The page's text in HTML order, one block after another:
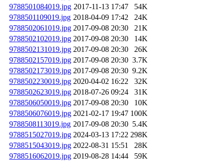
9788501084019.jpg 2017-11-13 17:47
54K
9788501109019.jpg 2018-04-09 17:42
24K
9788502061019.jpg 2017-09-08 20:30
21K
9788502102019.jpg 2017-09-08 20:30
14K
9788502131019.jpg 2017-09-08 20:30
26K
9788502157019.jpg 2017-09-08 20:30 3.7K
9788502173019.jpg 2017-09-08 20:30 9.2K
9788502230019.jpg 2020-04-02 16:22
32K
9788502623019.jpg 2018-07-26 09:24
31K
9788506050019.jpg 2017-09-08 20:30
10K
9788506076019.jpg 2021-02-17 19:47 100K
9788508113019.jpg 2017-09-08 20:30 5.4K
9788515027019.jpg 2024-03-13 17:22 298K
9788515043019.jpg 2022-08-31 15:51
28K
9788516062019.jpg 2019-08-28 14:44
59K